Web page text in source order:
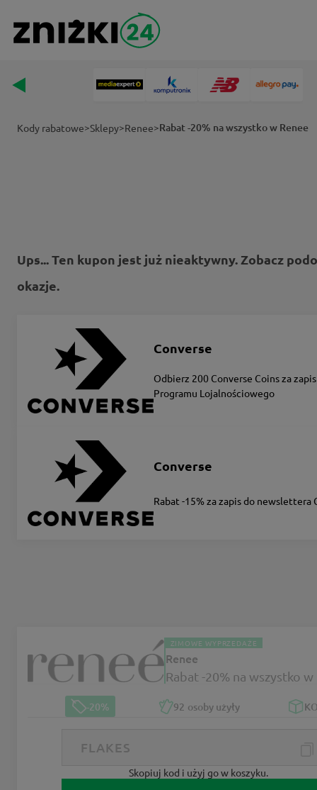
Kody rabatowe>Sklepy>Renee>Rabat -20% na wszystko w Renee
Ups... Ten kupon jest już nieaktywny. Zobacz
okazje.
Converse
Odbierz 200 Converse Coins za
Programu Lojalnościowego
Converse
Rabat -15% za zapis do newslettera
ZIMOWE WYPRZEDAŻE
Renee
Rabat -20% na wszystko w
-20% 92 osoby użyły
Skopiuj kod i użyj go w koszyku.